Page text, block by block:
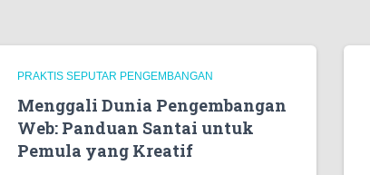
PRAKTIS SEPUTAR PENGEMBANGAN
Menggali Dunia Pengembangan
Web: Panduan Santai untuk
Pemula yang Kreatif